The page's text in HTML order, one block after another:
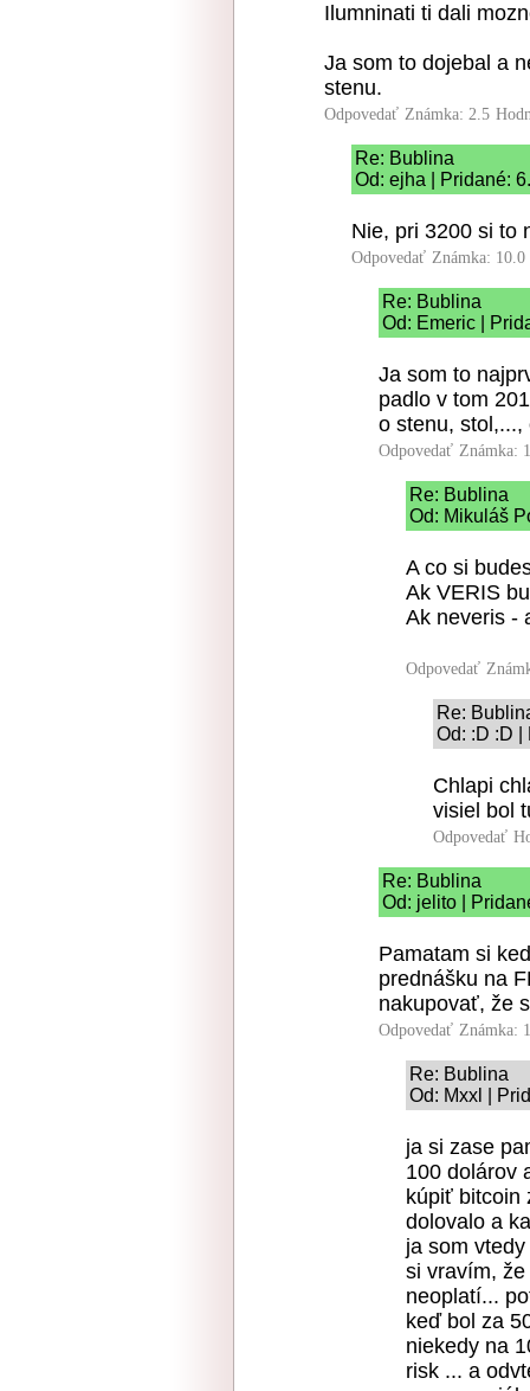
Ilumninati ti dali
Ja som to dojebal a
stenu.
Odpovedať Známka: 2.5
Re: Bublina
Od: ejha | Pridané:
Nie, pri 3200 si to
Odpovedať Známka: 10.0
Re: Bublina
Od: Emeric |
Ja som to
padlo v tom
o stenu, stol,...,
Odpovedať Známka:
Re: Bublina
Od: Mikuláš
A co si
Ak VERIS
Ak neveris -
Odpovedať
Re:
Od: :D :D |
Chlapi
visiel bol
Odpovedať
Re: Bublina
Od: jelito |
Pamatam si
prednášku na
nakupovať, že
Odpovedať Známka:
Re: Bublina
Od: Mxxl |
ja si zase
100 dolárov
kúpiť bitcoin
dolovalo a
ja som
si vravím,
neoplatí...
keď bol za
niekedy na
risk ... a